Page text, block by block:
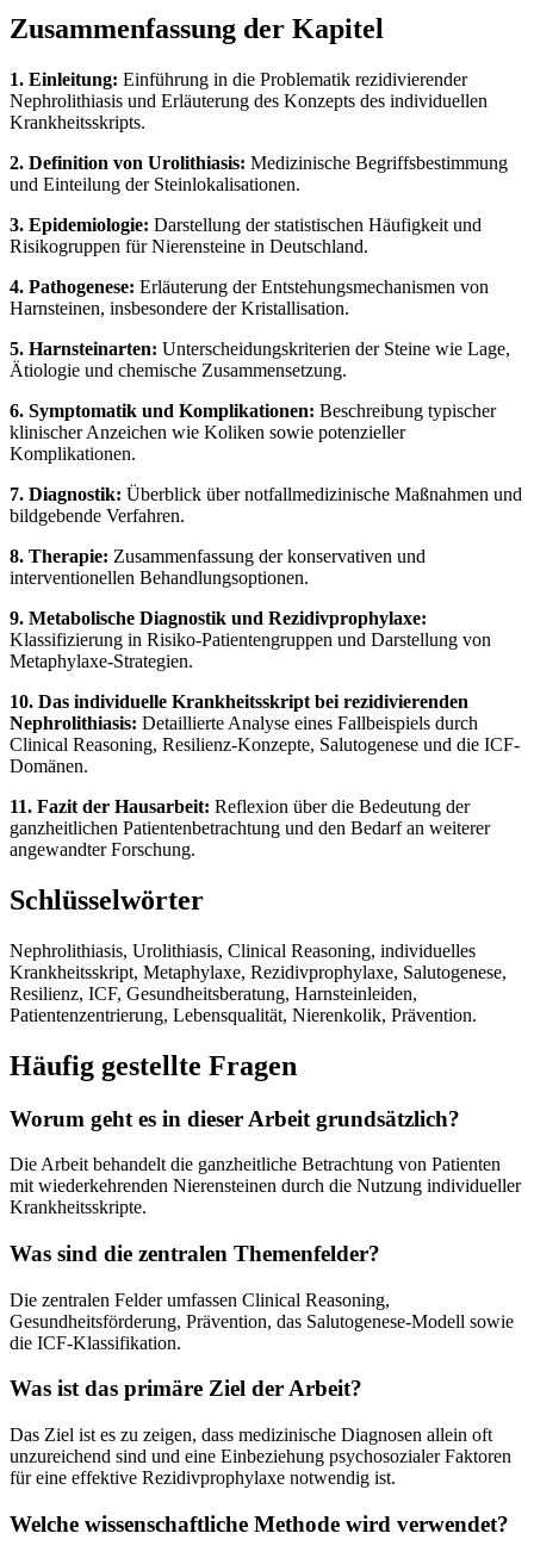
Zusammenfassung der Kapitel
1. Einleitung: Einführung in die Problematik rezidivierender
Nephrolithiasis und Erläuterung des Konzepts des individuellen
Krankheitsskripts.
2. Definition von Urolithiasis: Medizinische Begriffsbestimmung
und Einteilung der Steinlokalisationen.
3. Epidemiologie: Darstellung der statistischen Häufigkeit und
Risikogruppen für Nierensteine in Deutschland.
4. Pathogenese: Erläuterung der Entstehungsmechanismen von
Harnsteinen, insbesondere der Kristallisation.
5. Harnsteinarten: Unterscheidungskriterien der Steine wie Lage,
Ätiologie und chemische Zusammensetzung.
6. Symptomatik und Komplikationen: Beschreibung typischer
klinischer Anzeichen wie Koliken sowie potenzieller
Komplikationen.
7. Diagnostik: Überblick über notfallmedizinische Maßnahmen und
bildgebende Verfahren.
8. Therapie: Zusammenfassung der konservativen und
interventionellen Behandlungsoptionen.
9. Metabolische Diagnostik und Rezidivprophylaxe:
Klassifizierung in Risiko-Patientengruppen und Darstellung von
Metaphylaxe-Strategien.
10. Das individuelle Krankheitsskript bei rezidivierenden
Nephrolithiasis: Detaillierte Analyse eines Fallbeispiels durch
Clinical Reasoning, Resilienz-Konzepte, Salutogenese und die ICF-
Domänen.
11. Fazit der Hausarbeit: Reflexion über die Bedeutung der
ganzheitlichen Patientenbetrachtung und den Bedarf an weiterer
angewandter Forschung.
Schlüsselwörter
Nephrolithiasis, Urolithiasis, Clinical Reasoning, individuelles
Krankheitsskript, Metaphylaxe, Rezidivprophylaxe, Salutogenese,
Resilienz, ICF, Gesundheitsberatung, Harnsteinleiden,
Patientenzentrierung, Lebensqualität, Nierenkolik, Prävention.
Häufig gestellte Fragen
Worum geht es in dieser Arbeit grundsätzlich?
Die Arbeit behandelt die ganzheitliche Betrachtung von Patienten
mit wiederkehrenden Nierensteinen durch die Nutzung individueller
Krankheitsskripte.
Was sind die zentralen Themenfelder?
Die zentralen Felder umfassen Clinical Reasoning,
Gesundheitsförderung, Prävention, das Salutogenese-Modell sowie
die ICF-Klassifikation.
Was ist das primäre Ziel der Arbeit?
Das Ziel ist es zu zeigen, dass medizinische Diagnosen allein oft
unzureichend sind und eine Einbeziehung psychosozialer Faktoren
für eine effektive Rezidivprophylaxe notwendig ist.
Welche wissenschaftliche Methode wird verwendet?